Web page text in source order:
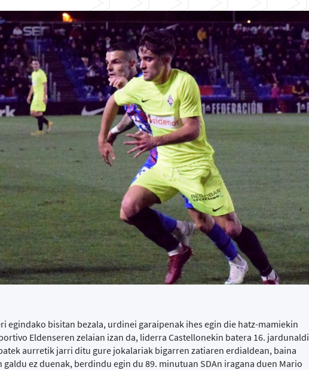
egindako bisitan bezala, urdinei garaipenak ihes egin die hatz-mamiekin
Eldenseren zelaian izan da, liderra Castellonekin batera 16. jardunaldi
aurretik jarri ditu gure jokalariak bigarren zatiaren erdialdean, baina
ez duenak, berdindu egin du 89. minutuan SDAn iragana duen Mario